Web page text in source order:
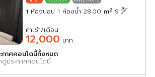
1 ห้องนอน 1 ห้องน้ำ 28.00 m2 9
ค่าเช่า/เดือน
12,000 บาท
กาศคอนโดนี้ทั้งหมด
ดูประกาศคอนโดนี้